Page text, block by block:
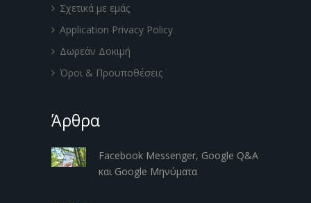
Σχετικά με εμάς
Application Privacy Policy
Δωρεάν Δοκιμή
Όροι & Προυποθέσεις
Άρθρα
Facebook Messenger, Google Q&A
και Google Μηνύματα